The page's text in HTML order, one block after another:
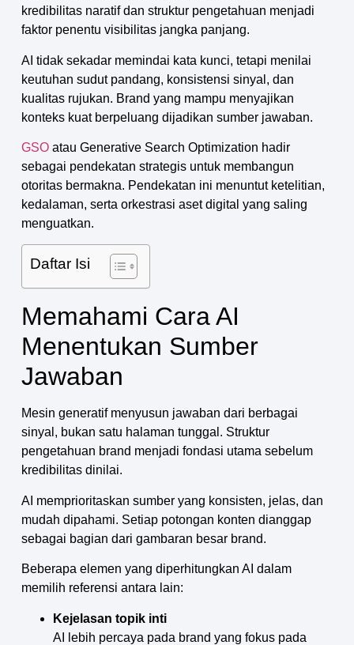
kredibilitas naratif dan struktur pengetahuan menjadi
faktor penentu visibilitas jangka panjang.
AI tidak sekadar memindai kata kunci, tetapi menilai
keutuhan sudut pandang, konsistensi sinyal, dan
kualitas rujukan. Brand yang mampu menyajikan
konteks kuat berpeluang dijadikan sumber jawaban.
GSOatau Generative Search Optimization hadir
sebagai pendekatan strategis untuk membangun
otoritas bermakna. Pendekatan ini menuntut ketelitian,
kedalaman, serta orkestrasi aset digital yang saling
menguatkan.
Daftar Isi
Memahami Cara AI
Menentukan Sumber
Jawaban
Mesin generatif menyusun jawaban dari berbagai
sinyal, bukan satu halaman tunggal. Struktur
pengetahuan brand menjadi fondasi utama sebelum
kredibilitas dinilai.
AI memprioritaskan sumber yang konsisten, jelas, dan
mudah dipahami. Setiap potongan konten dianggap
sebagai bagian dari gambaran besar brand.
Beberapa elemen yang diperhitungkan AI dalam
memilih referensi antara lain:
Kejelasan topik inti
AI lebih percaya pada brand yang fokus pada